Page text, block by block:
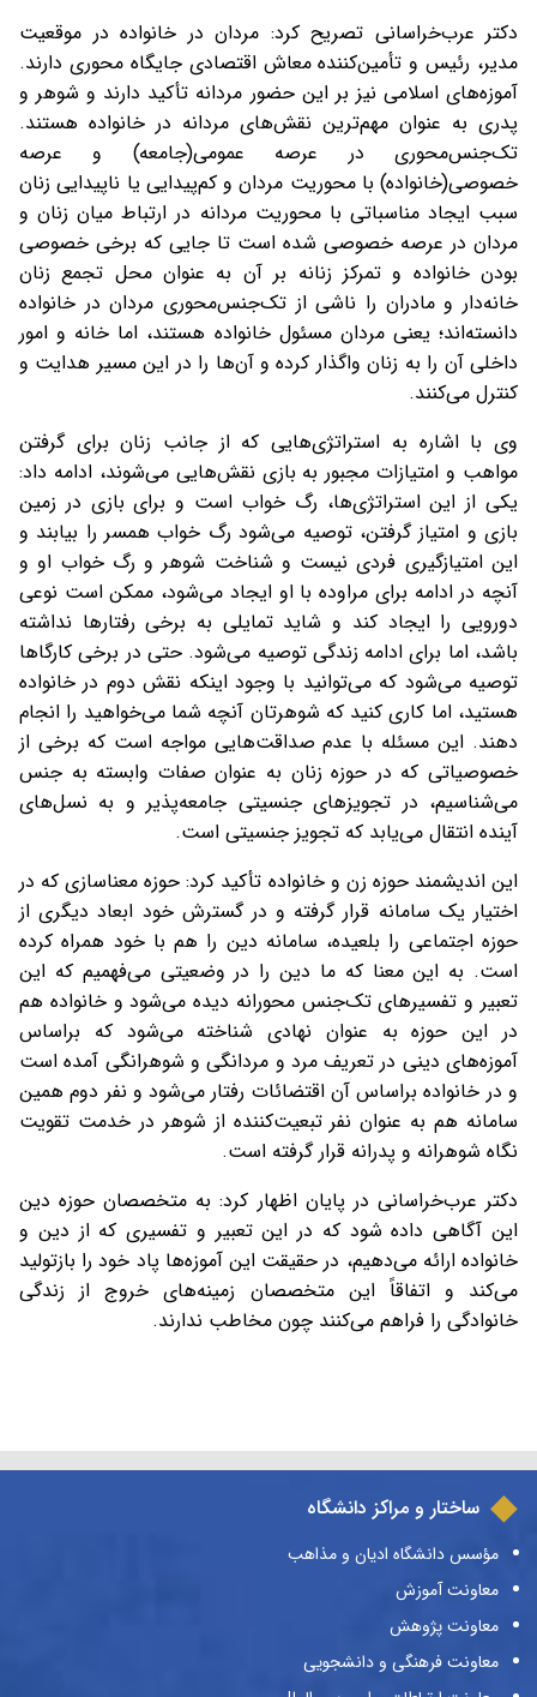
دکتر عرب‌خراسانی تصریح کرد: مردان در خانواده در موقعیت
مدیر، رئیس و تأمین‌کننده معاش اقتصادی جایگاه محوری دارند.
آموزه‌های اسلامی نیز بر این حضور مردانه تأکید دارند و شوهر و
پدری به عنوان مهم‌ترین نقش‌های مردانه در خانواده هستند.
تک‌جنس‌محوری در عرصه عمومی(جامعه) و عرصه
خصوصی(خانواده) با محوریت مردان و کم‌پیدایی یا ناپیدایی زنان
سبب ایجاد مناسباتی با محوریت مردانه در ارتباط میان زنان و
مردان در عرصه خصوصی شده است تا جایی که برخی خصوصی
بودن خانواده و تمرکز زنانه بر آن به عنوان محل تجمع زنان
خانه‌دار و مادران را ناشی از تک‌جنس‌محوری مردان در خانواده
دانسته‌اند؛ یعنی مردان مسئول خانواده هستند، اما خانه و امور
داخلی آن را به زنان واگذار کرده و آن‌ها را در این مسیر هدایت و
کنترل می‌کنند.
وی با اشاره به استراتژی‌هایی که از جانب زنان برای گرفتن
مواهب و امتیازات مجبور به بازی نقش‌هایی می‌شوند، ادامه داد:
یکی از این استراتژی‌ها، رگ خواب است و برای بازی در زمین
بازی و امتیاز گرفتن، توصیه می‌شود رگ خواب همسر را بیابند و
این امتیازگیری فردی نیست و شناخت شوهر و رگ خواب او و
آنچه در ادامه برای مراوده با او ایجاد می‌شود، ممکن است نوعی
دورویی را ایجاد کند و شاید تمایلی به برخی رفتارها نداشته
باشد، اما برای ادامه زندگی توصیه می‌شود. حتی در برخی کارگاها
توصیه می‌شود که می‌توانید با وجود اینکه نقش دوم در خانواده
هستید، اما کاری کنید که شوهرتان آنچه شما می‌خواهید را انجام
دهند. این مسئله با عدم صداقت‌هایی مواجه است که برخی از
خصوصیاتی که در حوزه زنان به عنوان صفات وابسته به جنس
می‌شناسیم، در تجویزهای جنسیتی جامعه‌پذیر و به نسل‌های
آینده انتقال می‌یابد که تجویز جنسیتی است.
این اندیشمند حوزه زن و خانواده تأکید کرد: حوزه معناسازی که در
اختیار یک سامانه قرار گرفته و در گسترش خود ابعاد دیگری از
حوزه اجتماعی را بلعیده، سامانه دین را هم با خود همراه کرده
است. به این معنا که ما دین را در وضعیتی می‌فهمیم که این
تعبیر و تفسیرهای تک‌جنس محورانه دیده می‌شود و خانواده هم
در این حوزه به عنوان نهادی شناخته می‌شود که براساس
آموزه‌های دینی در تعریف مرد و مردانگی و شوهرانگی آمده است
و در خانواده براساس آن اقتضائات رفتار می‌شود و نفر دوم همین
سامانه هم به عنوان نفر تبعیت‌کننده از شوهر در خدمت تقویت
نگاه شوهرانه و پدرانه قرار گرفته است.
دکتر عرب‌خراسانی در پایان اظهار کرد: به متخصصان حوزه دین
این آگاهی داده شود که در این تعبیر و تفسیری که از دین و
خانواده ارائه می‌دهیم، در حقیقت این آموزه‌ها پاد خود را بازتولید
می‌کند و اتفاقاً این متخصصان زمینه‌های خروج از زندگی
خانوادگی را فراهم می‌کنند چون مخاطب ندارند.
ساختار و مراکز دانشگاه
مؤسس دانشگاه ادیان و مذاهب
معاونت آموزش
معاونت پژوهش
معاونت فرهنگی و دانشجویی